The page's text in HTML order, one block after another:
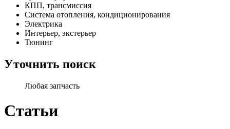
КПП, трансмиссия
Система отопления, кондиционирования
Электрика
Интерьер, экстерьер
Тюнинг
Уточнить поиск
Любая запчасть
Статьи